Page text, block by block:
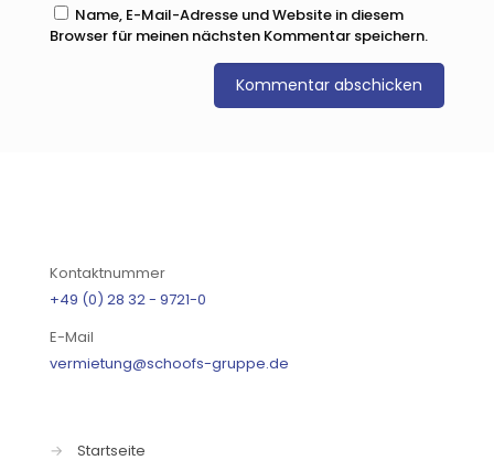
Name, E-Mail-Adresse und Website in diesem
Browser für meinen nächsten Kommentar speichern.
Kontaktnummer
+49 (0) 28 32 - 9721-0
E-Mail
vermietung@schoofs-gruppe.de
→
Startseite